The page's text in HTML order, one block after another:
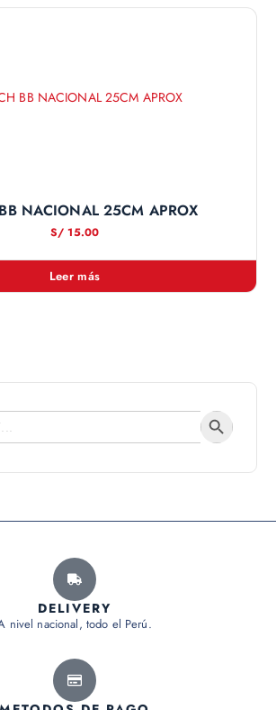
NACIONAL 25CM APROX
S/ 15.00
Leer más
Botón de
DELIVERY
nivel nacional, todo el Perú.